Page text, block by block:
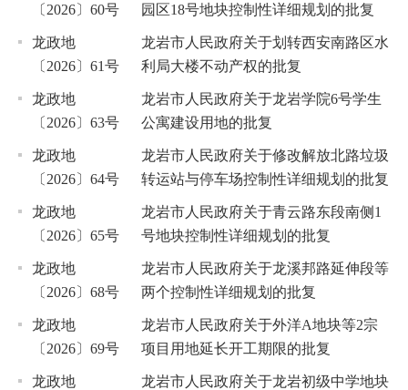
〔2026〕60号
园区18号地块控制性详细规划的批复
龙政地
〔2026〕61号
龙岩市人民政府关于划转西安南路区水
利局大楼不动产权的批复
龙政地
〔2026〕63号
龙岩市人民政府关于龙岩学院6号学生
公寓建设用地的批复
龙政地
〔2026〕64号
龙岩市人民政府关于修改解放北路垃圾
转运站与停车场控制性详细规划的批复
龙政地
〔2026〕65号
龙岩市人民政府关于青云路东段南侧1
号地块控制性详细规划的批复
龙政地
〔2026〕68号
龙岩市人民政府关于龙溪邦路延伸段等
两个控制性详细规划的批复
龙政地
〔2026〕69号
龙岩市人民政府关于外洋A地块等2宗
项目用地延长开工期限的批复
龙政地
龙岩市人民政府关于龙岩初级中学地块